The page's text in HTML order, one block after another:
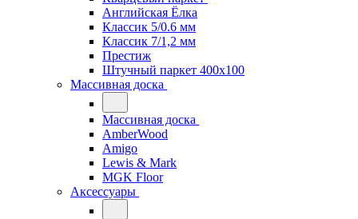
Английская Ёлка
Классик 5/0.6 мм
Классик 7/1,2 мм
Престиж
Штучный паркет 400x100
Массивная доска
Массивная доска
AmberWood
Amigo
Lewis & Mark
MGK Floor
Аксессуары